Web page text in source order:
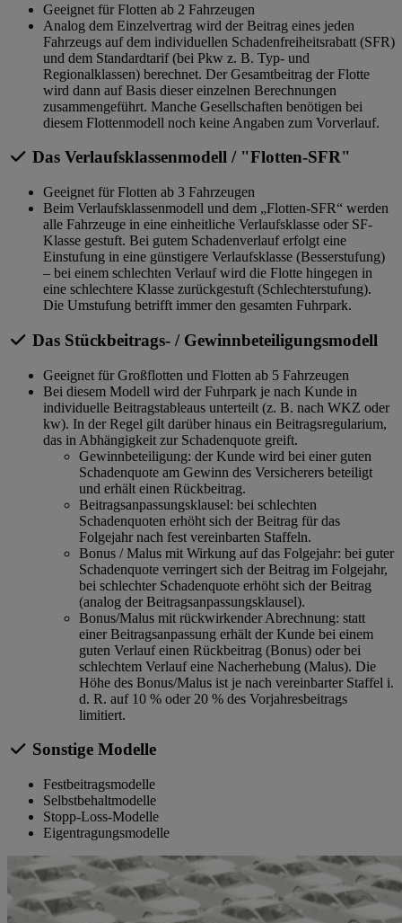
Geeignet für Flotten ab 2 Fahrzeugen
Analog dem Einzelvertrag wird der Beitrag eines jeden
Fahrzeugs auf dem individuellen Schadenfreiheitsrabatt (SFR)
und dem Standardtarif (bei Pkw z. B. Typ- und
Regionalklassen) berechnet. Der Gesamtbeitrag der Flotte
wird dann auf Basis dieser einzelnen Berechnungen
zusammengeführt. Manche Gesellschaften benötigen bei
diesem Flottenmodell noch keine Angaben zum Vorverlauf.
Das Verlaufsklassenmodell / "Flotten-SFR"
Geeignet für Flotten ab 3 Fahrzeugen
Beim Verlaufsklassenmodell und dem „Flotten-SFR“ werden
alle Fahrzeuge in eine einheitliche Verlaufsklasse oder SF-
Klasse gestuft. Bei gutem Schadenverlauf erfolgt eine
Einstufung in eine günstigere Verlaufsklasse (Besserstufung)
– bei einem schlechten Verlauf wird die Flotte hingegen in
eine schlechtere Klasse zurückgestuft (Schlechterstufung).
Die Umstufung betrifft immer den gesamten Fuhrpark.
Das Stückbeitrags- / Gewinnbeteiligungsmodell
Geeignet für Großflotten und Flotten ab 5 Fahrzeugen
Bei diesem Modell wird der Fuhrpark je nach Kunde in
individuelle Beitragstableaus unterteilt (z. B. nach WKZ oder
kw). In der Regel gilt darüber hinaus ein Beitragsregularium,
das in Abhängigkeit zur Schadenquote greift.
Gewinnbeteiligung: der Kunde wird bei einer guten
Schadenquote am Gewinn des Versicherers beteiligt
und erhält einen Rückbeitrag.
Beitragsanpassungsklausel: bei schlechten
Schadenquoten erhöht sich der Beitrag für das
Folgejahr nach fest vereinbarten Staffeln.
Bonus / Malus mit Wirkung auf das Folgejahr: bei guter
Schadenquote verringert sich der Beitrag im Folgejahr,
bei schlechter Schadenquote erhöht sich der Beitrag
(analog der Beitragsanpassungsklausel).
Bonus/Malus mit rückwirkender Abrechnung: statt
einer Beitragsanpassung erhält der Kunde bei einem
guten Verlauf einen Rückbeitrag (Bonus) oder bei
schlechtem Verlauf eine Nacherhebung (Malus). Die
Höhe des Bonus/Malus ist je nach vereinbarter Staffel i.
d. R. auf 10 % oder 20 % des Vorjahresbeitrags
limitiert.
Sonstige Modelle
Festbeitragsmodelle
Selbstbehaltmodelle
Stopp-Loss-Modelle
Eigentragungsmodelle